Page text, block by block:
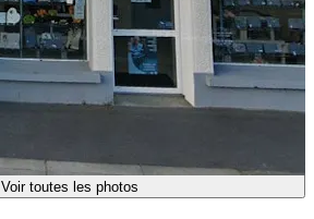
Voir toutes les photos